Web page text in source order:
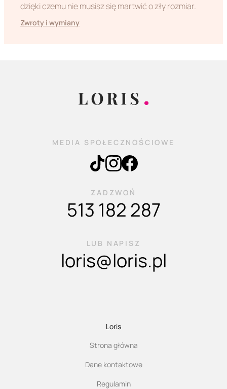
dzięki czemu nie musisz się martwić o zły rozmiar.
Zwroty i wymiany
MEDIA SPOŁECZNOŚCIOWE
ZADZWOŃ
513 182 287
LUB NAPISZ
loris@loris.pl
Loris
Strona główna
Dane kontaktowe
Regulamin